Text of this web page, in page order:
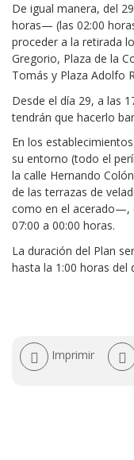
De igual manera, del
horas— (las 02:00
proceder a la retirada
Gregorio, Plaza de la
Tomás y Plaza Adolfo
Desde el día 29, a las
tendrán que hacerlo
En los
su entorno (todo el
la calle Hernando
de las terrazas de
como en el acerado—,
07:00 a 00:00 horas.
La duración del Plan
hasta la 1:00 horas del
Acciones
Imprimir